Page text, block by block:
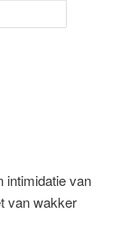
intimidatie van
van wakker